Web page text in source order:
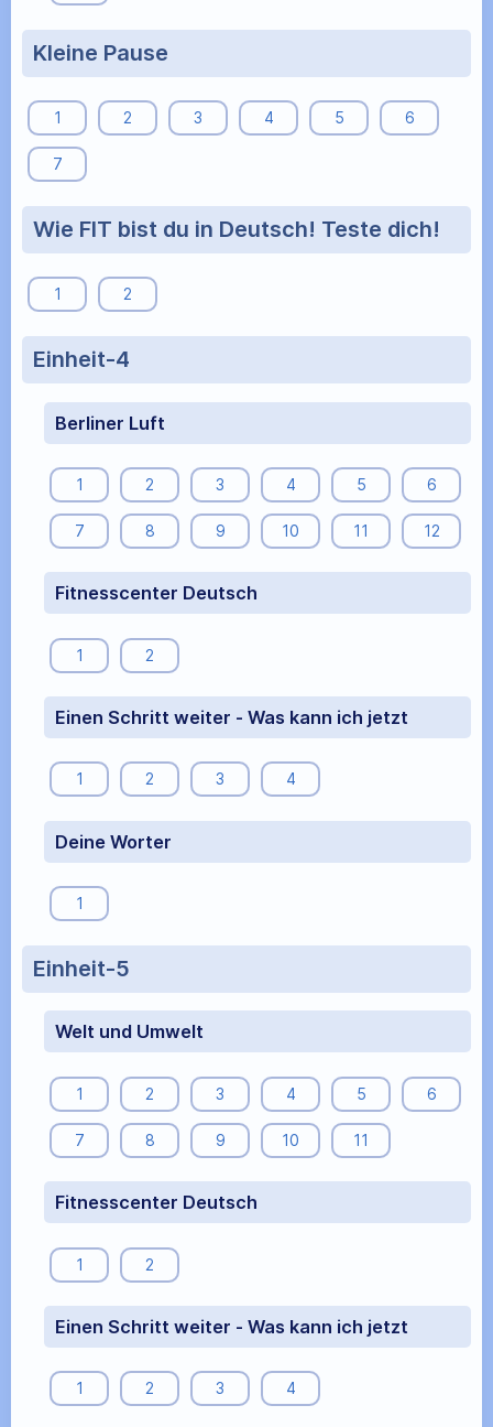
Kleine Pause
1 2 3 4 5 6
7
Wie FIT bist du in Deutsch! Teste dich!
1 2
Einheit-4
Berliner Luft
1 2 3 4 5 6
7 8 9 10 11 12
Fitnesscenter Deutsch
1 2
Einen Schritt weiter - Was kann ich jetzt
1 2 3 4
Deine Worter
1
Einheit-5
Welt und Umwelt
1 2 3 4 5 6
7 8 9 10 11
Fitnesscenter Deutsch
1 2
Einen Schritt weiter - Was kann ich jetzt
1 2 3 4